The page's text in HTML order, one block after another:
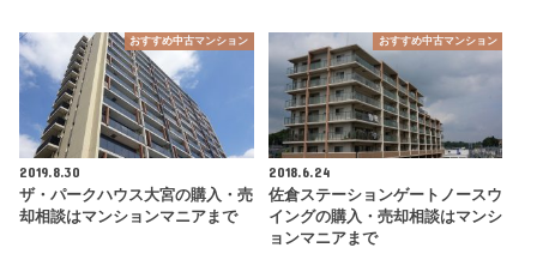
おすすめ中古マンション
2019.8.30
ザ・パークハウス大宮の購入・売
却相談はマンションマニアまで
おすすめ中古マンション
2018.6.24
佐倉ステーションゲートノースウ
イングの購入・売却相談はマンシ
ョンマニアまで